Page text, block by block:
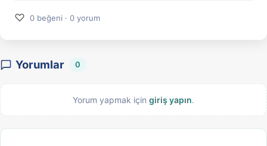
♡ 0 beğeni · 0 yorum
Yorumlar 0
Yorum yapmak için giriş yapın.